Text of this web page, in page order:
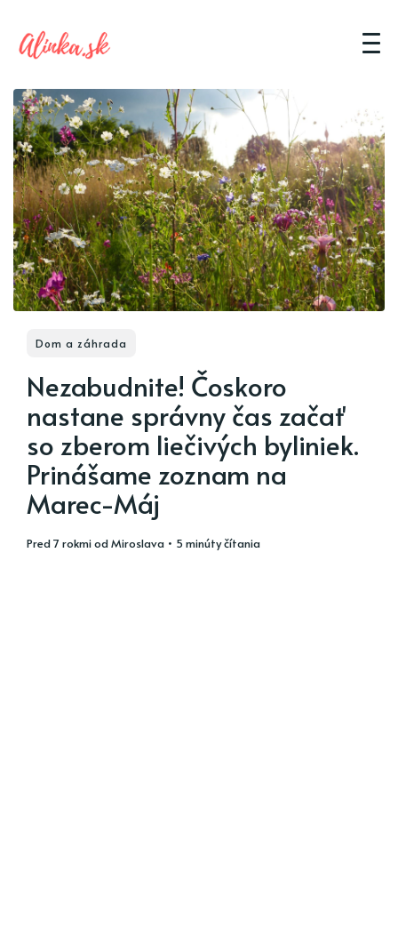
Dom a záhrada
Nezabudnite! Čoskoro
nastane správny čas začať
so zberom liečivých byliniek.
Prinášame zoznam na
Marec-Máj
pred 7 rokmiodMiroslava • 5 minúty čítania